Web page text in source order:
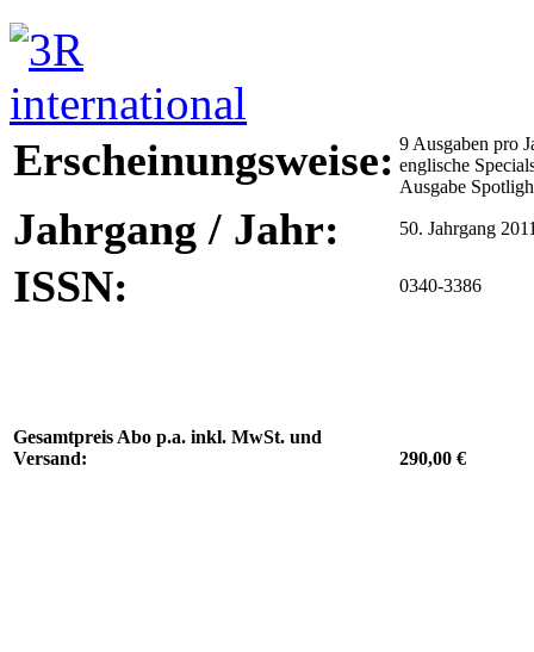
Erscheinungsweise: 9 Ausgaben pro
englische
Ausgabe
Jahrgang / Jahr: 50. Jahrgang
ISSN: 0340-3386
Gesamtpreis Abo p.a. inkl. MwSt. und
Versand:
290,00 €